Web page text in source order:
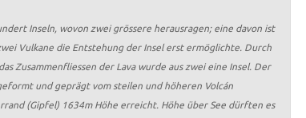
Inseln, wovon zwei grössere herausragen; eine davon ist
Vulkane die Entstehung der Insel erst ermöglichte. Durch
Zusammenfliessen der Lava wurde aus zwei eine Insel. Der
und geprägt vom steilen und höheren Volcán
(Gipfel) 1634m Höhe erreicht. Höhe über See dürften es